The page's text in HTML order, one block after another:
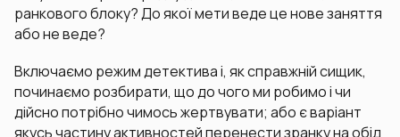
ранкового блоку? До якої мети веде це нове заняття
або не веде?
Включаємо режим детектива і, як справжній сищик,
починаємо розбирати, що до чого ми робимо і чи
дійсно потрібно чимось жертвувати; або є варіант
якусь частину активностей перенести зранку на обід